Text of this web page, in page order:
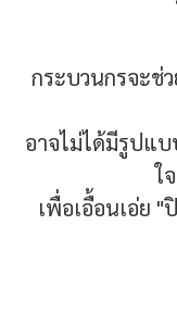
กระบวนกรจะช่
อาจไม่ได้มีรูปแ
ใ
เพื่อเอื้อนเอ่ย